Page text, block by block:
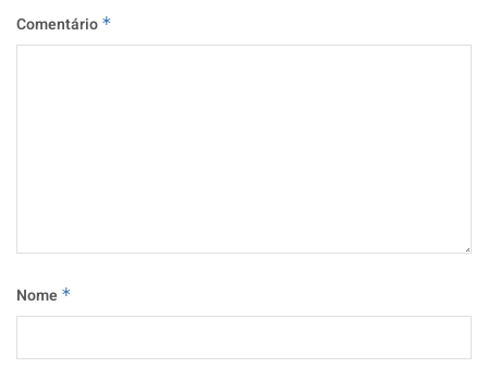
Comentário *
Nome *